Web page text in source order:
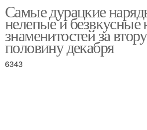
Самые дурацкие
нелепые и безвкусные
знаменитостей за
половину декабря
6343